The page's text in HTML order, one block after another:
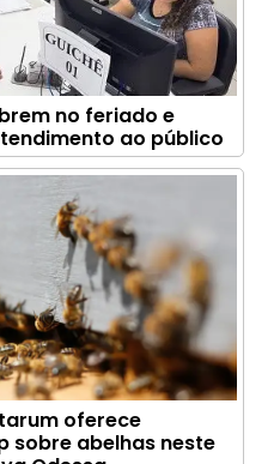
no feriado e
ao público
oferece
sobre abelhas neste